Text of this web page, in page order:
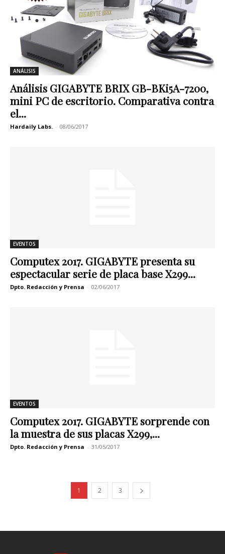
ANÁLISIS
Análisis GIGABYTE BRIX GB-BKi5A-7200,
mini PC de escritorio. Comparativa contra
el...
Hardaily Labs. - 08/06/2017
EVENTOS
Computex 2017. GIGABYTE presenta su
espectacular serie de placa base X299...
Dpto. Redacción y Prensa - 02/06/2017
EVENTOS
Computex 2017. GIGABYTE sorprende con
la muestra de sus placas X299,...
Dpto. Redacción y Prensa - 31/05/2017
1 2 3